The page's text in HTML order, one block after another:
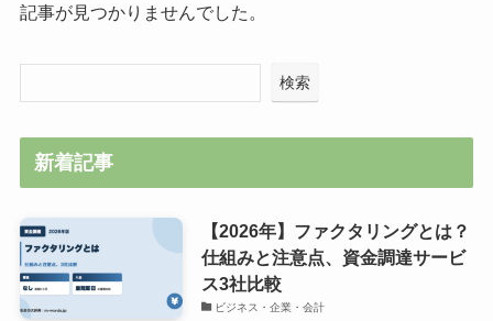
記事が見つかりませんでした。
検索
新着記事
【2026年】ファクタリングとは？
仕組みと注意点、資金調達サービ
ス3社比較
ビジネス・企業・会計